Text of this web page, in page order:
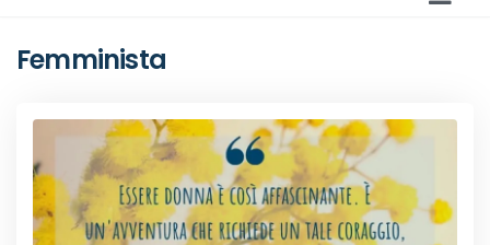
Romance e Romanzi rosa
Femminista